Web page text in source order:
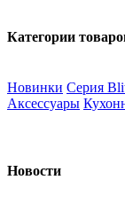
Категории
Новинки Серия
Аксессуары
Новости